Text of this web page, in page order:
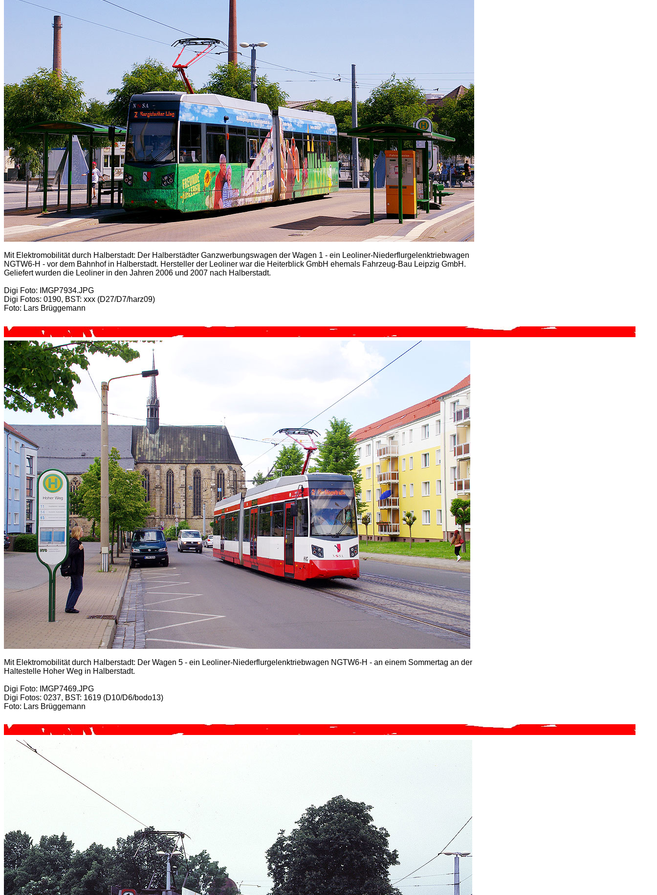
Mit Elektromobilität durch Halberstadt: Der Halberstädter Ganzwerbungswagen der Wagen 1 - ein Leoliner-Niederflurgelenktriebwagen
NGTW6-H - vor dem Bahnhof in Halberstadt. Hersteller der Leoliner war die Heiterblick GmbH ehemals Fahrzeug-Bau Leipzig GmbH.
Geliefert wurden die Leoliner in den Jahren 2006 und 2007 nach Halberstadt.
Digi Foto: IMGP7934.JPG
Digi Fotos: 0190, BST: xxx (D27/D7/harz09)
Foto: Lars Brüggemann
Mit Elektromobilität durch Halberstadt: Der Wagen 5 - ein Leoliner-Niederflurgelenktriebwagen NGTW6-H - an einem Sommertag an der
Haltestelle Hoher Weg in Halberstadt.
Digi Foto: IMGP7469.JPG
Digi Fotos: 0237, BST: 1619 (D10/D6/bodo13)
Foto: Lars Brüggemann